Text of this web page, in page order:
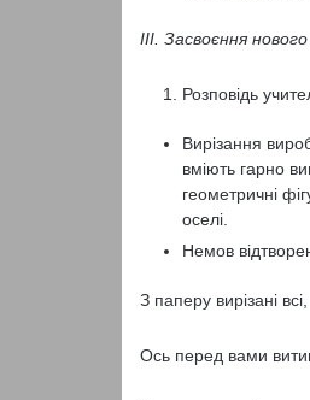
IIІ. Засвоєння
Розповідь
Вирізання
вміють гарно
геометричні
оселі.
Немов
З паперу вирізані всі,
Ось перед вами